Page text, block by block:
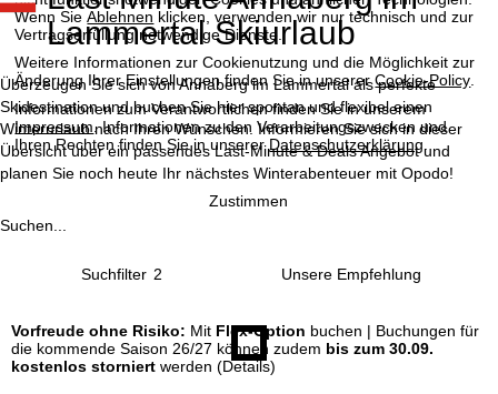
Wenn SieAblehnen klicken, verwenden wir nur technisch und zur
Vertragserfüllung notwendige Dienste.
Weitere Informationen zur Cookienutzung und die Möglichkeit zur
Änderung Ihrer Einstellungen finden Sie in unsererCookie-Policy
Informationen zum Verantwortlichen finden Sie in unserem
Impressum. Informationen zu den Verarbeitungszwecken und
Ihren Rechten finden Sie in unsererDatenschutzerklärung
Zustimmen
a
r
t
s
e
e
Lammertal Skiurlaub
Überzeugen Sie sich von Annaberg im Lammertal als perfekte
Skidestination und buchen Sie hier spontan und flexibel einen
Winterurlaub nach Ihren Wünschen. Informieren Sie sich in dieser
Übersicht über ein passendes Last-Minute & Deals Angebot und
planen Sie noch heute Ihr nächstes Winterabenteuer mit Opodo!
Suchen...
Suchfilter 2
Vorfreude ohne Risiko: Mit Flex-Option buchen | Buchungen für
die kommende Saison 26/27 können zudem bis zum 30.09.
kostenlos storniert werden (Details)